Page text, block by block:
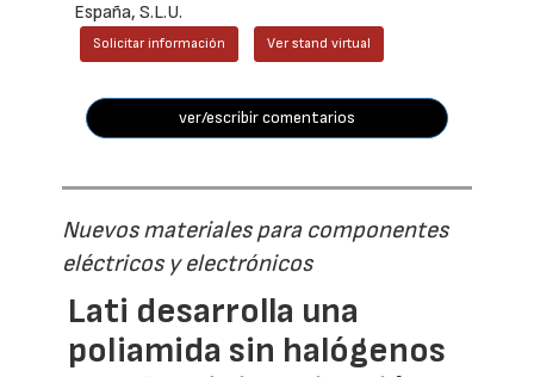
España, S.L.U.
Solicitar información Ver stand virtual
ver/escribir comentarios
Nuevos materiales para componentes
eléctricos y electrónicos
Lati desarrolla una
poliamida sin halógenos